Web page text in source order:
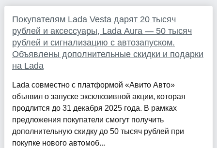
Покупателям Lada Vesta дарят 20 тысяч
рублей и аксессуары, Lada Aura — 50 тысяч
рублей и сигнализацию с автозапуском.
Объявлены дополнительные скидки и подарки
на Lada
Lada совместно с платформой «Авито Авто»
объявил о запуске эксклюзивной акции, которая
продлится до 31 декабря 2025 года. В рамках
предложения покупатели смогут получить
дополнительную скидку до 50 тысяч рублей при
покупке нового автомоб...